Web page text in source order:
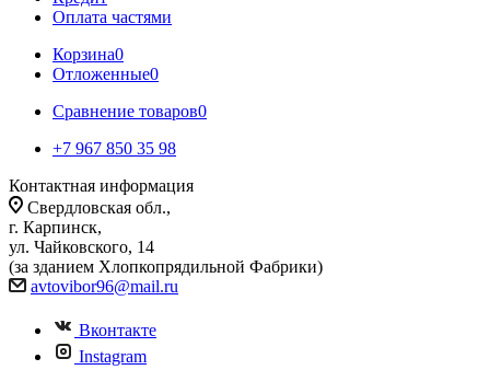
Оплата частями
Корзина0
Отложенные0
Сравнение товаров0
+7 967 850 35 98
Контактная информация
Свердловская обл.,
г. Карпинск,
ул. Чайковского, 14
(за зданием Хлопкопрядильной Фабрики)
avtovibor96@mail.ru
Вконтакте
Instagram